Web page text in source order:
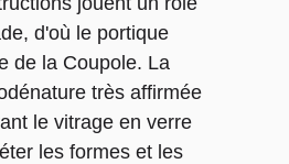
d'où le portique
de la Coupole. La
très affirmée
le vitrage en verre
les formes et les